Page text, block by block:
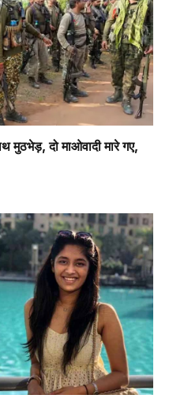
मुठभेड़, दो माओवादी मारे गए,